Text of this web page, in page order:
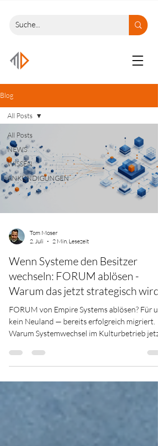
Blog
All Posts
NEWS
WISSEN
ANKÜNDIGUNGEN
All Posts
Tom Moser
2. Juli
2 Min. Lesezeit
Wenn Systeme den Besitzer
wechseln: FORUM ablösen -
Warum das jetzt strategisch wird
FORUM von Empire Systems ablösen? Für
kein Neuland — bereits erfolgreich migriert.
Warum Systemwechsel im Kulturbetrieb jetzt